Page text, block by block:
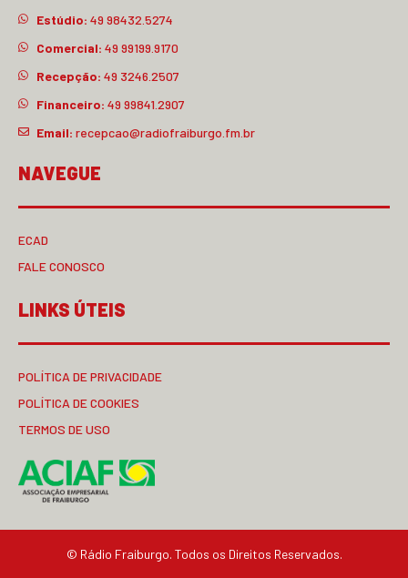
Estúdio: 49 98432.5274
Comercial: 49 99199.9170
Recepção: 49 3246.2507
Financeiro: 49 99841.2907
Email: recepcao@radiofraiburgo.fm.br
NAVEGUE
ECAD
FALE CONOSCO
LINKS ÚTEIS
POLÍTICA DE PRIVACIDADE
POLÍTICA DE COOKIES
TERMOS DE USO
© Rádio Fraiburgo. Todos os Direitos Reservados.